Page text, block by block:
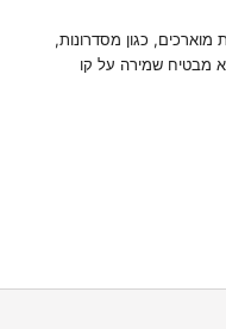
כגון מסדרונות,
מבטיח שמירה על קו